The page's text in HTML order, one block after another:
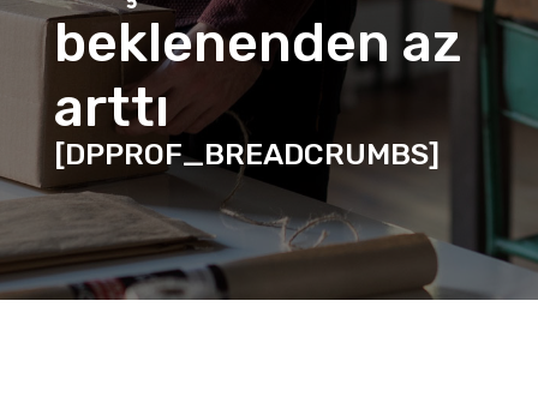
beklenenden az
arttı
[DPPROF_BREADCRUMBS]